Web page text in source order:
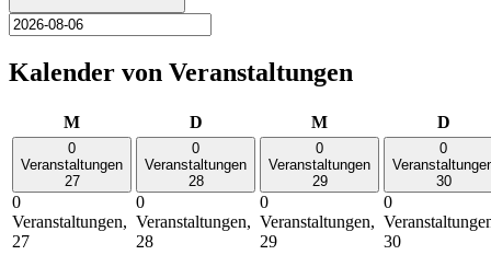
Kalender von Veranstaltungen
MMontag DDienstag MMittwoch D
0
Veranstaltungen
27
0
Veranstaltungen,
27
0
Veranstaltungen
28
0
Veranstaltungen,
28
0
Veranstaltungen
29
0
Veranstaltungen,
29
0
30
0
30